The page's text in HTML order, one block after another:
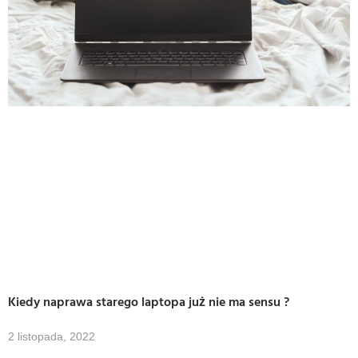
Kiedy naprawa starego laptopa już nie ma sensu ?
2 listopada, 2022